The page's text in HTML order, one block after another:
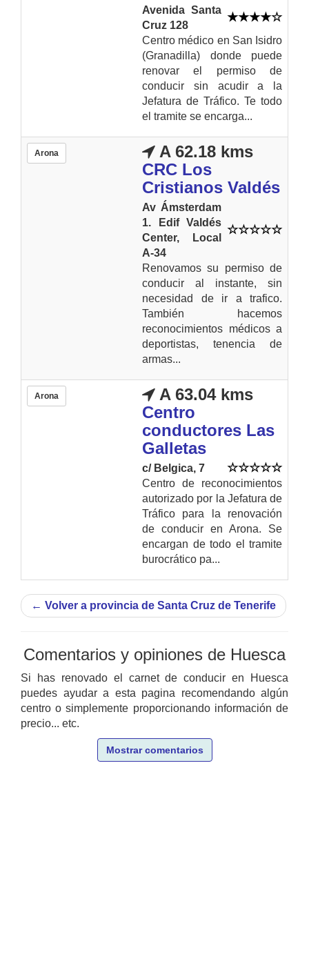
Avenida Santa
Cruz 128
Centro médico en San Isidro
(Granadilla) donde puede
renovar el permiso de
conducir sin acudir a la
Jefatura de Tráfico. Te todo
el tramite se encarga...
Arona
A 62.18 kms
CRC Los
Cristianos Valdés
Av Ámsterdam
1. Edif Valdés
Center, Local
A-34
Renovamos su permiso de
conducir al instante, sin
necesidad de ir a trafico.
También hacemos
reconocimientos médicos a
deportistas, tenencia de
armas...
Arona
A 63.04 kms
Centro
conductores Las
Galletas
c/ Belgica, 7
Centro de reconocimientos
autorizado por la Jefatura de
Tráfico para la renovación
de conducir en Arona. Se
encargan de todo el tramite
burocrático pa...
← Volver a provincia de Santa Cruz de Tenerife
Comentarios y opiniones de Huesca
Si has renovado el carnet de conducir en Huesca
puedes ayudar a esta pagina recomendando algún
centro o simplemente proporcionando información de
precio... etc.
Mostrar comentarios